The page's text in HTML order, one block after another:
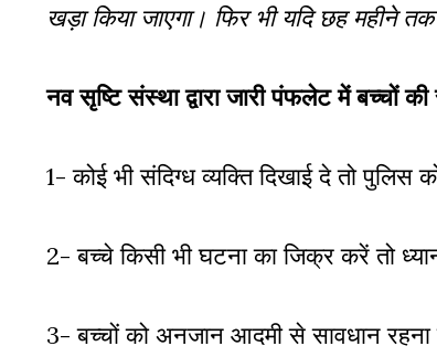
खड़ा किया जाएगा। फिर भी यदि छह महीने तक
नव सृष्टि संस्था द्वारा जारी पंफलेट में बच्चों
1- कोई भी संदिग्ध व्यक्ति दिखाई दे तो पुलिस
2- बच्चे किसी भी घटना का जिक्र करें तो
3- बच्चों को अनजान आदमी से सावधान रहना